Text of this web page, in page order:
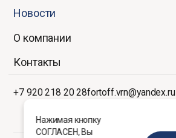
Нажимая кнопку
СОГЛАСЕН, Вы
Новости
О компании
Контакты
+7 920 218 20 28fortoff.vrn@yandex.ru